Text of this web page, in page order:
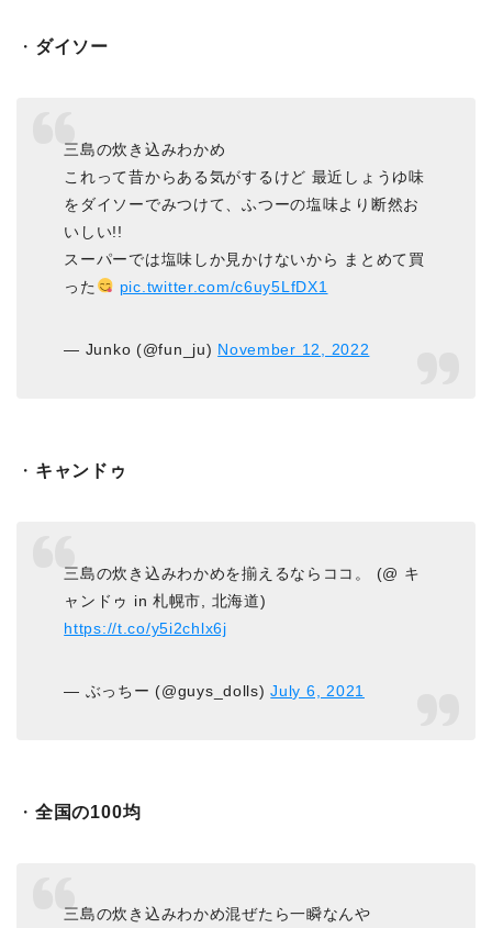
・ ダイソー
三島の炊き込みわかめ
これって昔からある気がするけど 最近しょうゆ味
をダイソーでみつけて、ふつーの塩味より断然お
いしい!!
スーパーでは塩味しか見かけないから まとめて買
った
pic.twitter.com/c6uy5LfDX1
— Junko (@fun_ju) November 12, 2022
・ キャンドゥ
三島の炊き込みわかめを揃えるならココ。 (@ キ
ャンドゥ in 札幌市, 北海道)
https://t.co/y5i2chlx6j
— ぶっちー (@guys_dolls)July 6, 2021
・ 全国の100均
三島の炊き込みわかめ混ぜたら一瞬なんや